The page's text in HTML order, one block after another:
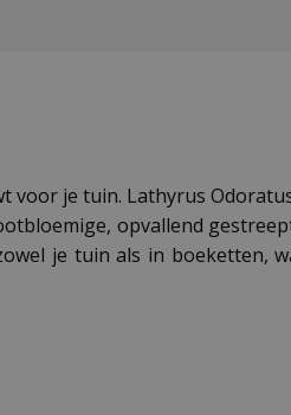
voor je tuin. Lathyrus
opvallend
je tuin als in boeketten,